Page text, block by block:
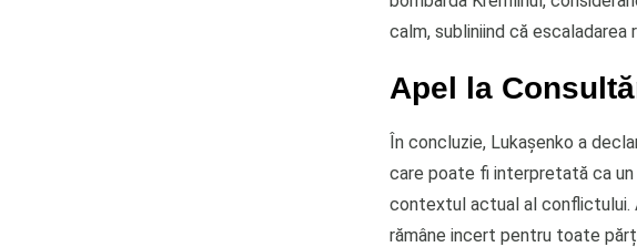
calm, subliniind că
Apel la
În concluzie, Lukașenko a
care poate fi interpretată ca un
contextul actual al conflictului.
rămâne incert pentru toate